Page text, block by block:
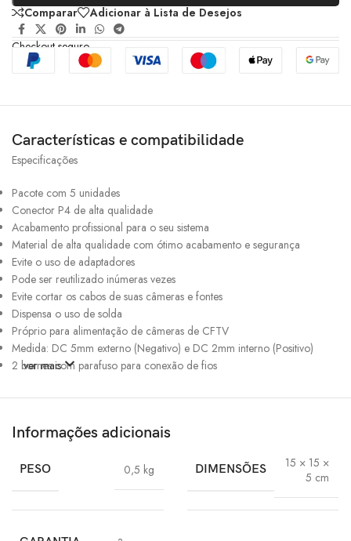
Comparar Adicionar à Lista de Desejos
Checkout seguro
Características e compatibilidade
Especificações
Pacote com 5 unidades
Conector P4 de alta qualidade
Acabamento profissional para o seu sistema
Material de alta qualidade com ótimo acabamento e segurança
Evite o uso de adaptadores
Pode ser reutilizado inúmeras vezes
Evite cortar os cabos de suas câmeras e fontes
Dispensa o uso de solda
Próprio para alimentação de câmeras de CFTV
Medida: DC 5mm externo (Negativo) e DC 2mm interno (Positivo)
2 bornes com parafuso para conexão de fios
ver mais
Informações adicionais
PESO 0,5 kg DIMENSÕES
15 × 15 ×
5 cm